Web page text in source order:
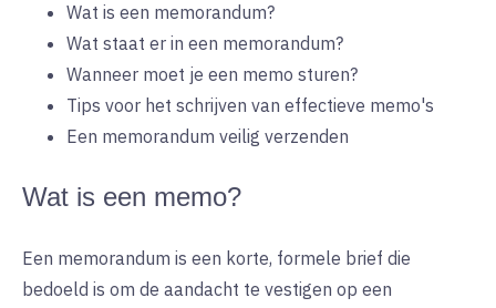
Wat is een memorandum?
Wat staat er in een memorandum?
Wanneer moet je een memo sturen?
Tips voor het schrijven van effectieve memo's
Een memorandum veilig verzenden
Wat is een memo?
Een memorandum is een korte, formele brief die
bedoeld is om de aandacht te vestigen op een